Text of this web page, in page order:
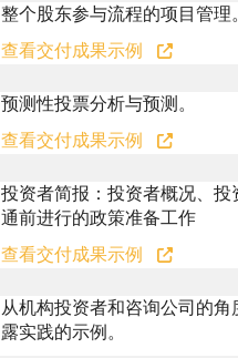
整个股东参与流程的项目管理。
查看交付成果示例
预测性投票分析与预测。
查看交付成果示例
投资者简报：投资者概况、
通前进行的政策准备工作
查看交付成果示例
从机构投资者和咨询公司的
露实践的示例。